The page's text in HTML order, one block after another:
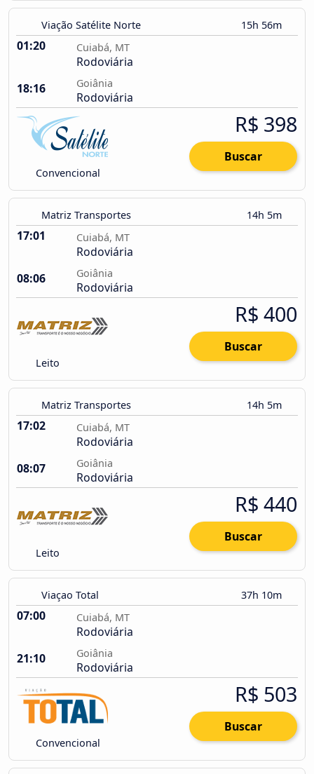
Viação Satélite Norte 15h 56m
01:20 Cuiabá, MT
Rodoviária
18:16
Goiânia
Rodoviária
Convencional
R$ 398
Buscar
Matriz Transportes 14h 5m
17:01 Cuiabá, MT
Rodoviária
08:06
Goiânia
Rodoviária
Leito
R$ 400
Buscar
Matriz Transportes 14h 5m
17:02 Cuiabá, MT
Rodoviária
08:07
Goiânia
Rodoviária
Leito
R$ 440
Buscar
Viaçao Total 37h 10m
07:00 Cuiabá, MT
Rodoviária
21:10
Goiânia
Rodoviária
Convencional
R$ 503
Buscar